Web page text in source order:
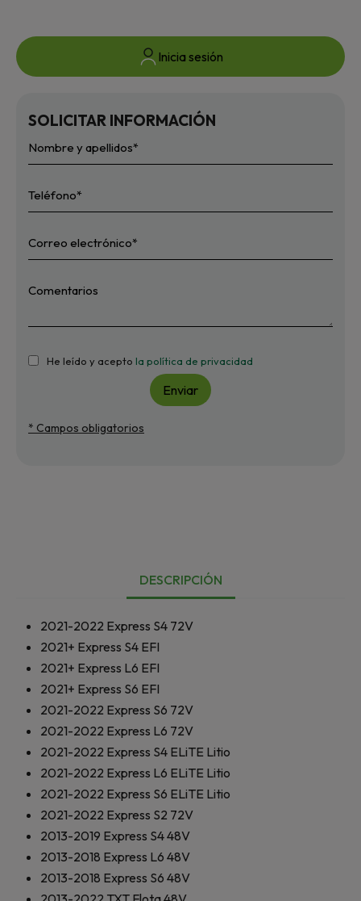
Inicia sesión
SOLICITAR INFORMACIÓN
He leído y acepto la política de privacidad
Enviar
* Campos obligatorios
DESCRIPCIÓN
2021-2022 Express S4 72V
2021+ Express S4 EFI
2021+ Express L6 EFI
2021+ Express S6 EFI
2021-2022 Express S6 72V
2021-2022 Express L6 72V
2021-2022 Express S4 ELiTE Litio
2021-2022 Express L6 ELiTE Litio
2021-2022 Express S6 ELiTE Litio
2021-2022 Express S2 72V
2013-2019 Express S4 48V
2013-2018 Express L6 48V
2013-2018 Express S6 48V